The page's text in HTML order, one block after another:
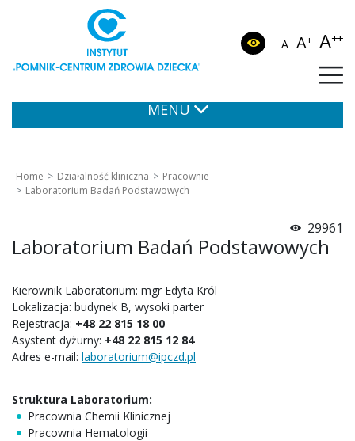
A A+ A++
MENU
Home Działalność kliniczna
Pracownie
Laboratorium Badań Podstawowych
29961
Laboratorium Badań Podstawowych
Kierownik Laboratorium: mgr Edyta Król
Lokalizacja: budynek B, wysoki parter
Rejestracja: +48 22 815 18 00
Asystent dyżurny: +48 22 815 12 84
Adres e-mail: laboratorium@ipczd.pl
Struktura Laboratorium:
Pracownia Chemii Klinicznej
Pracownia Hematologii